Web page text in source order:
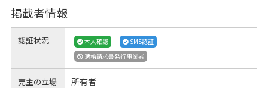
掲載者情報
認証状況 本人確認
SMS認証
適格請求書発行事業者
売主の立場 所有者